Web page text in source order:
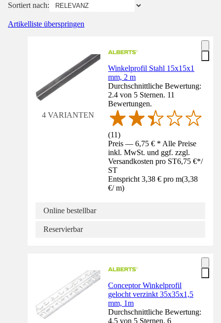
Sortiert nach:
Artikelliste überspringen
4 VARIANTEN
Winkelprofil Stahl 15x15x1
mm, 2 m
Durchschnittliche Bewertung:
2.4 von 5 Sternen. 11
Bewertungen.
(11)
Preis — 6,75 € * Alle Preise
inkl. MwSt. und ggf. zzgl.
Versandkosten pro ST6,75 €*/
ST
Entspricht 3,38 € pro m(3,38
€/ m)
Online bestellbar
Reservierbar
Conceptor Winkelprofil
gelocht verzinkt 35x35x1,5
mm, 1m
Durchschnittliche Bewertung:
4.5 von 5 Sternen. 6